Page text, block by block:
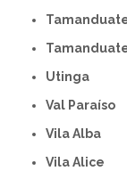
Utinga
Val Paraíso
Vila Alba
Vila Alice